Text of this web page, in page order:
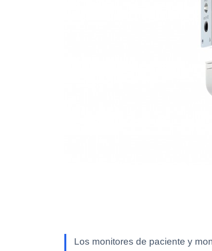
Los monitores de paciente y